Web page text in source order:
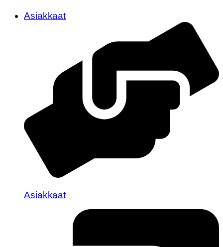
Asiakkaat
Asiakkaat